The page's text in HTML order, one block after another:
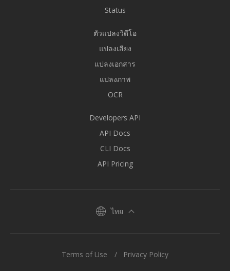
Status
ตัวแปลงวิดีโอ
แปลงเสียง
แปลงเอกสาร
แปลงภาพ
OCR
Developers API
API Docs
CLI Docs
API Pricing
ไทย
Terms of Use Privacy Policy